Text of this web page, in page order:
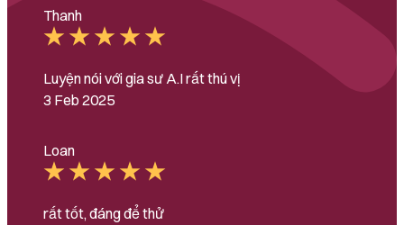
Thanh
Luyện nói với gia sư A.I rất thú vị
3 Feb 2025
Loan
rất tốt, đáng để thử